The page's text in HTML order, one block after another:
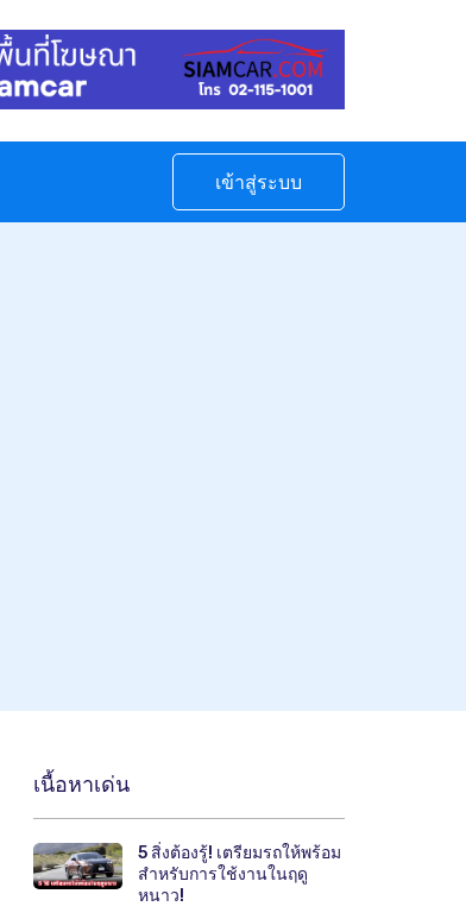
เข้าสู่ระบบ
เนื้อหาเด่น
5 สิ่งต้องรู้! เตรียมรถให้พร้อม
สำหรับการใช้งานในฤดู
หนาว!